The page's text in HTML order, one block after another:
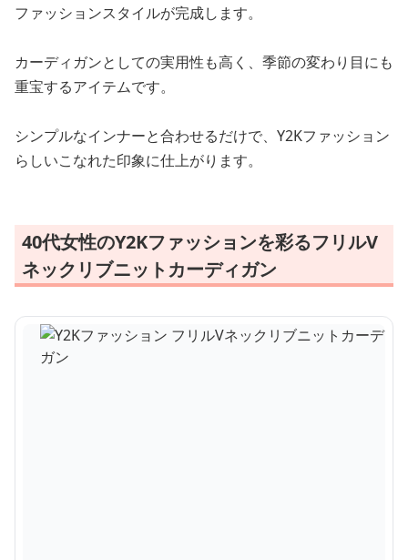
ファッションスタイルが完成します。
カーディガンとしての実用性も高く、季節の変わり目にも
重宝するアイテムです。
シンプルなインナーと合わせるだけで、Y2Kファッション
らしいこなれた印象に仕上がります。
40代女性のY2Kファッションを彩るフリルV
ネックリブニットカーディガン